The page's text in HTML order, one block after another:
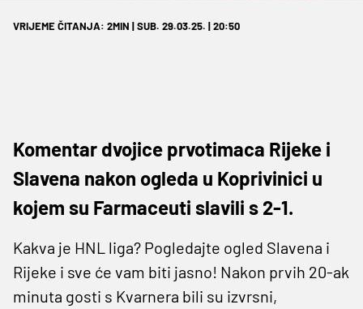
VRIJEME ČITANJA: 2MIN | SUB. 29.03.25. | 20:50
Komentar dvojice prvotimaca Rijeke i
Slavena nakon ogleda u Koprivinici u
kojem su Farmaceuti slavili s 2-1.
Kakva je HNL liga? Pogledajte ogled Slavena i
Rijeke i sve će vam biti jasno! Nakon prvih 20-ak
minuta gosti s Kvarnera bili su izvrsni,